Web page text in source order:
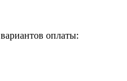
оплаты: